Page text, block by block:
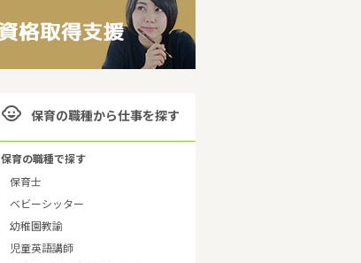
 保育の職種から仕事を探す
保育の職種で探す
保育士
ベビーシッター
幼稚園教諭
児童英語講師